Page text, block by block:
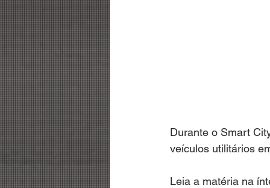
Durante o Smart
veículos utilitários
Leia a matéria na